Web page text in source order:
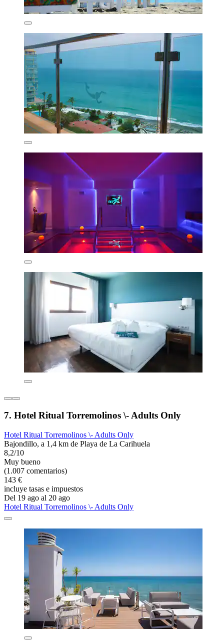
7. Hotel Ritual Torremolinos \- Adults Only
Hotel Ritual Torremolinos \- Adults Only
Bajondillo, a 1,4 km de Playa de La Carihuela
8,2/10
Muy bueno
(1.007 comentarios)
143 €
incluye tasas e impuestos
Del 19 ago al 20 ago
Hotel Ritual Torremolinos \- Adults Only